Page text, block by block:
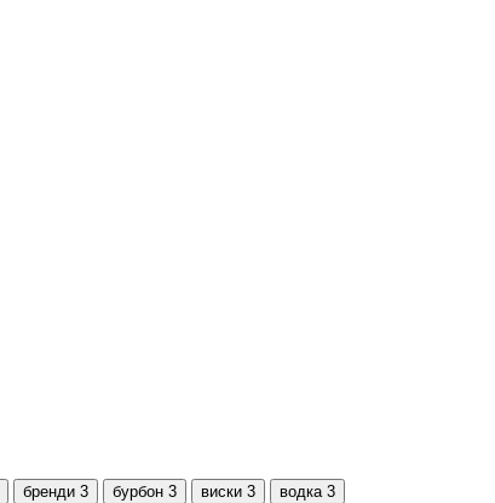
бренди 3 бурбон 3 виски 3 водка 3